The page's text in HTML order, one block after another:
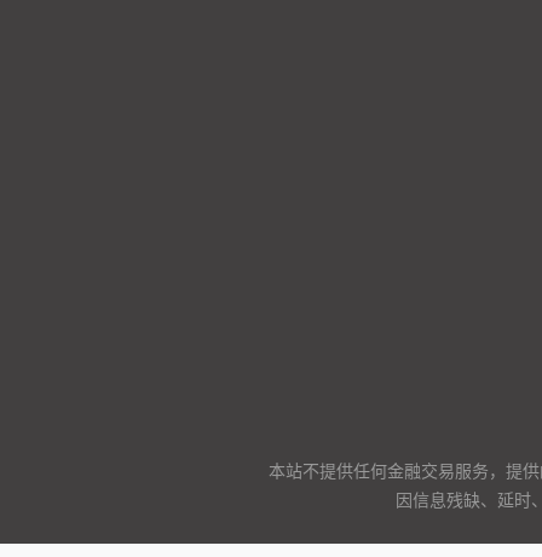
本站不提供任何金融交易服务，提
因信息残缺、延时